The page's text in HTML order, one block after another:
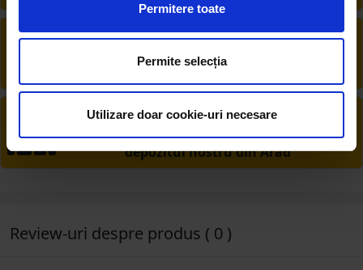
Permitere toate
Permite selecția
Utilizare doar cookie-uri necesare
DESCHIDERE COLET
La livrare, verifici produsele împreună cu
șoferul înainte de a face plata
PRODUSE DIN STOC
Livrăm rapid, avem toate produsele în
depozitul nostru din Arad
Review-uri despre produs ( 0 )